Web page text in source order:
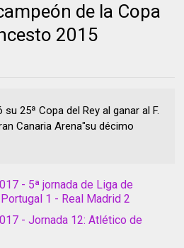
de la Copa
2015
25ª Copa del Rey al ganar al F.
Canaria Arena"su décimo
- 5ª jornada de Liga de
1 - Real Madrid 2
- Jornada 12: Atlético de